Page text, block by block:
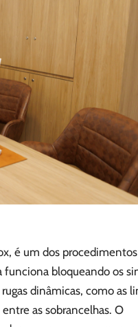
é um dos procedimentos
bloqueando os
dinâmicas, como as
as sobrancelhas. O